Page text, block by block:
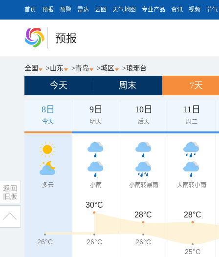
首页 预报 预警 雷达 云图 天气地图 专业产品 资讯 视频 节气
预报
全国 >山东 >青岛 >城区 >琅琊台
今天 周末 7天
8日
今天
9日
明天
10日
后天
11日
周二
多云 小雨 小雨转暴雨 大雨转小雨
30°C
28°C
28°C
26°C 26°C
26°C
25°C